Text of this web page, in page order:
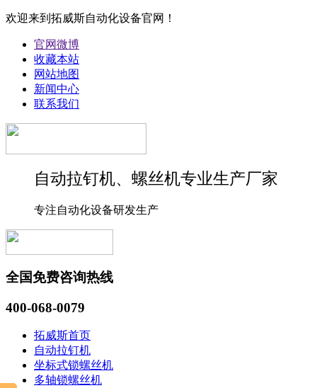
欢迎来到拓威斯自动化设备官网！
官网微博
收藏本站
网站地图
新闻中心
联系我们
自动拉钉机、螺丝机专业生产厂家
专注自动化设备研发生产
全国免费咨询热线
400-068-0079
拓威斯首页
自动拉钉机
坐标式锁螺丝机
多轴锁螺丝机